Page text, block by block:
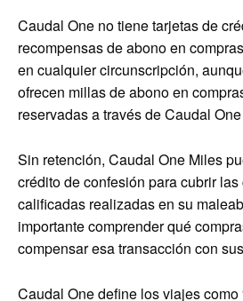
Caudal One no tiene tarjetas de
recompensas de abono en
en cualquier circunscripción,
ofrecen millas de abono en
reservadas a través de Caudal
Sin retención, Caudal One Miles
crédito de confesión para cubrir
calificadas realizadas en su
importante comprender qué
compensar esa transacción con
Caudal One define los viajes como